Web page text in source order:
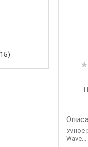
15)
Умное
Wave...